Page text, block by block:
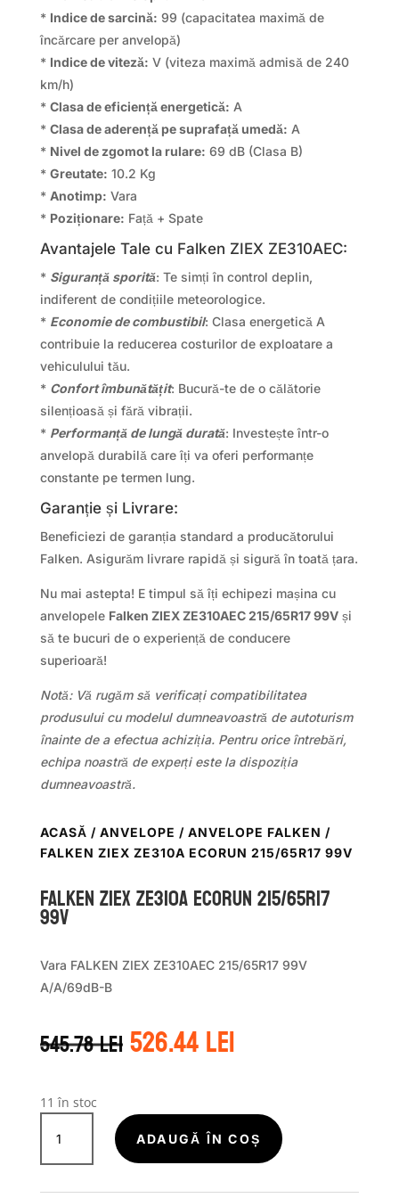
* Indice de sarcină: 99 (capacitatea maximă de
încărcare per anvelopă)
* Indice de viteză: V (viteza maximă admisă de 240
km/h)
* Clasa de eficiență energetică: A
* Clasa de aderență pe suprafață umedă: A
* Nivel de zgomot la rulare: 69 dB (Clasa B)
* Greutate: 10.2 Kg
* Anotimp: Vara
* Poziționare: Față + Spate
Avantajele Tale cu Falken ZIEX ZE310AEC:
* Siguranță sporită: Te simți în control deplin,
indiferent de condițiile meteorologice.
* Economie de combustibil: Clasa energetică A
contribuie la reducerea costurilor de exploatare a
vehiculului tău.
* Confort îmbunătățit: Bucură-te de o călătorie
silențioasă și fără vibrații.
* Performanță de lungă durată: Investește într-o
anvelopă durabilă care îți va oferi performanțe
constante pe termen lung.
Garanție și Livrare:
Beneficiezi de garanția standard a producătorului
Falken. Asigurăm livrare rapidă și sigură în toată țara.
Nu mai astepta! E timpul să îți echipezi mașina cu
anvelopele Falken ZIEX ZE310AEC 215/65R17 99Vși
să te bucuri de o experiență de conducere
superioară!
Notă: Vă rugăm să verificați compatibilitatea
produsului cu modelul dumneavoastră de autoturism
înainte de a efectua achiziția. Pentru orice întrebări,
echipa noastră de experți este la dispoziția
dumneavoastră.
ACASĂ / ANVELOPE / ANVELOPE FALKEN /
FALKEN ZIEX ZE310A ECORUN 215/65R17 99V
Falken ZIEX ZE310A ECORUN 215/65R17
99V
Vara FALKEN ZIEX ZE310AEC 215/65R17 99V
A/A/69dB-B
545.78leiPrețul
inițial
545.78 lei.
526.44leiPrețul
curent
11 în stoc
Cantitate
Falken
ZIEX
ADAUGĂ ÎN COȘ